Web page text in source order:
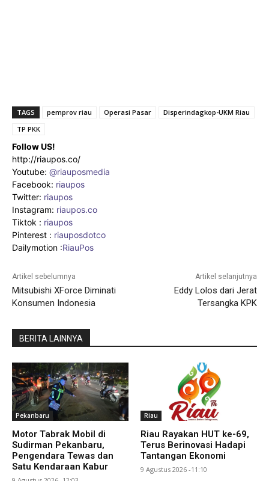
TAGS pemprov riau Operasi Pasar
Disperindagkop-UKM Riau
TP PKK
Follow US!
http://riaupos.co/
Youtube: @riauposmedia
Facebook: riaupos
Twitter: riaupos
Instagram: riaupos.co
Tiktok : riaupos
Pinterest : riauposdotco
Dailymotion :RiauPos
Artikel sebelumnya
Mitsubishi XForce Diminati
Konsumen Indonesia
Artikel selanjutnya
Eddy Lolos dari Jerat
Tersangka KPK
BERITA LAINNYA
Pekanbaru
Motor Tabrak Mobil di
Sudirman Pekanbaru,
Pengendara Tewas dan
Satu Kendaraan Kabur
Riau
Riau Rayakan HUT ke-69,
Terus Berinovasi Hadapi
Tantangan Ekonomi
9 Agustus 2026 -11:10